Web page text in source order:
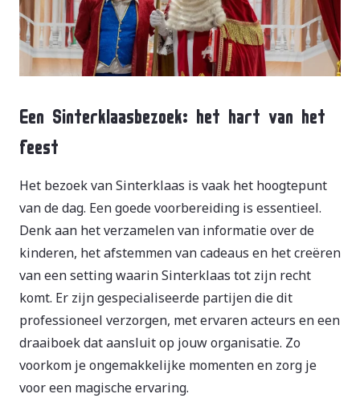
Een Sinterklaasbezoek: het hart van het
feest
Het bezoek van Sinterklaas is vaak het hoogtepunt
van de dag. Een goede voorbereiding is essentieel.
Denk aan het verzamelen van informatie over de
kinderen, het afstemmen van cadeaus en het creëren
van een setting waarin Sinterklaas tot zijn recht
komt. Er zijn gespecialiseerde partijen die dit
professioneel verzorgen, met ervaren acteurs en een
draaiboek dat aansluit op jouw organisatie. Zo
voorkom je ongemakkelijke momenten en zorg je
voor een magische ervaring.